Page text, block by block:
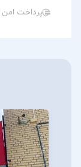
پرداخت امن